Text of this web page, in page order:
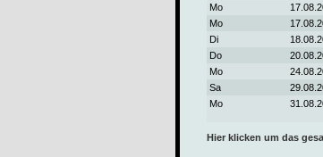
Mo
Mo
Di
Do
Mo
Sa
Mo
Hier klicken um das